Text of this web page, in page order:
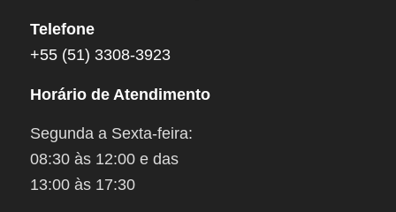
Telefone
+55 (51) 3308-3923
Horário de Atendimento
Segunda a Sexta-feira:
08:30 às 12:00 e das
13:00 às 17:30